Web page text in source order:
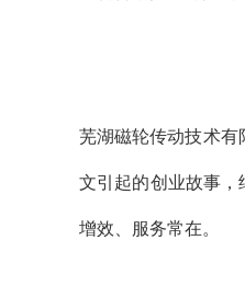
芜湖磁轮传动技术有
文引起的创业故事，
增效、服务常在。